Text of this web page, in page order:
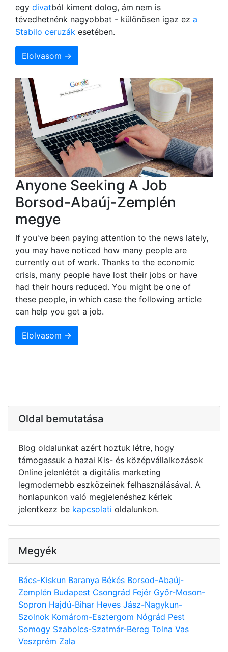
egy divatból kiment dolog, ám nem is
tévedhetnénk nagyobbat - különösen igaz ez a
Stabilo ceruzák esetében.
Elolvasom →
Anyone Seeking A Job
Borsod-Abaúj-Zemplén
megye
If you've been paying attention to the news lately,
you may have noticed how many people are
currently out of work. Thanks to the economic
crisis, many people have lost their jobs or have
had their hours reduced. You might be one of
these people, in which case the following article
can help you get a job.
Elolvasom →
Oldal bemutatása
Blog oldalunkat azért hoztuk létre, hogy
támogassuk a hazai Kis- és középvállalkozások
Online jelenlétét a digitális marketing
legmodernebb eszközeinek felhasználásával. A
honlapunkon való megjelenéshez kérlek
jelentkezz be kapcsolati oldalunkon.
Megyék
Bács-Kiskun Baranya Békés Borsod-Abaúj-
Zemplén Budapest Csongrád Fejér Győr-Moson-
Sopron Hajdú-Bihar Heves Jász-Nagykun-
Szolnok Komárom-Esztergom Nógrád Pest
Somogy Szabolcs-Szatmár-Bereg Tolna Vas
Veszprém Zala